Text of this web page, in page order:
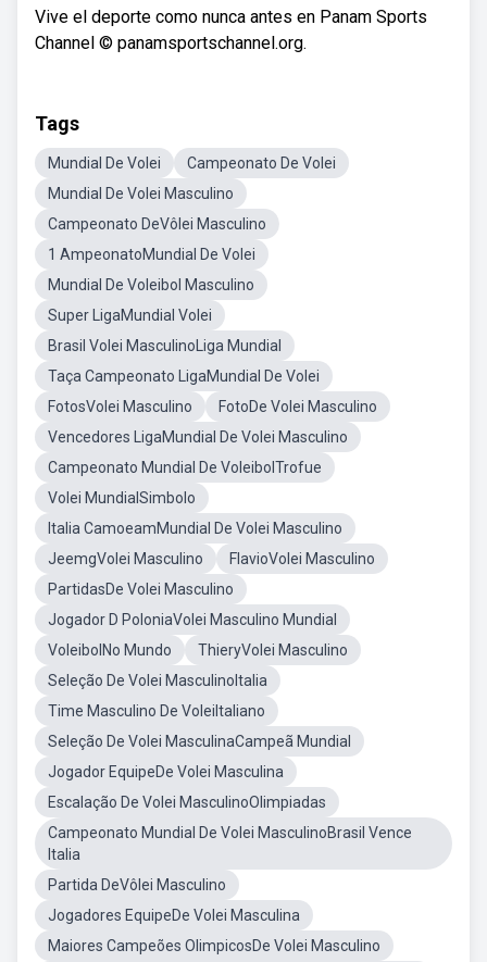
Vive el deporte como nunca antes en Panam Sports
Channel © panamsportschannel.org.
Tags
Mundial De Volei
Campeonato De Volei
Mundial De Volei Masculino
Campeonato DeVôlei Masculino
1 AmpeonatoMundial De Volei
Mundial De Voleibol Masculino
Super LigaMundial Volei
Brasil Volei MasculinoLiga Mundial
Taça Campeonato LigaMundial De Volei
FotosVolei Masculino
FotoDe Volei Masculino
Vencedores LigaMundial De Volei Masculino
Campeonato Mundial De VoleibolTrofue
Volei MundialSimbolo
Italia CamoeamMundial De Volei Masculino
JeemgVolei Masculino
FlavioVolei Masculino
PartidasDe Volei Masculino
Jogador D PoloniaVolei Masculino Mundial
VoleibolNo Mundo
ThieryVolei Masculino
Seleção De Volei MasculinoItalia
Time Masculino De VoleiItaliano
Seleção De Volei MasculinaCampeã Mundial
Jogador EquipeDe Volei Masculina
Escalação De Volei MasculinoOlimpiadas
Campeonato Mundial De Volei MasculinoBrasil Vence
Italia
Partida DeVôlei Masculino
Jogadores EquipeDe Volei Masculina
Maiores Campeões OlimpicosDe Volei Masculino